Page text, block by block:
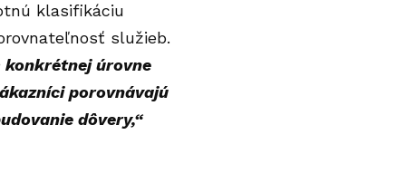
klasifikáciu
služieb.
konkrétnej úrovne
porovnávajú
dôvery,“